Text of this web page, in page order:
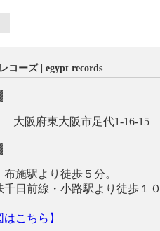
大阪府東大阪市足代1-16-15
施駅より徒歩５分。
千日前線・小路駅より徒歩１０
はこちら】